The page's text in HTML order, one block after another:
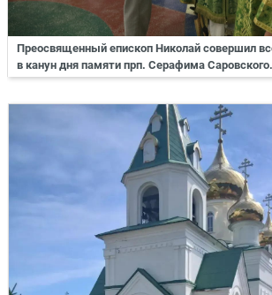
Преосвященный епископ Николай совершил
в канун дня памяти прп. Серафима Саровского.